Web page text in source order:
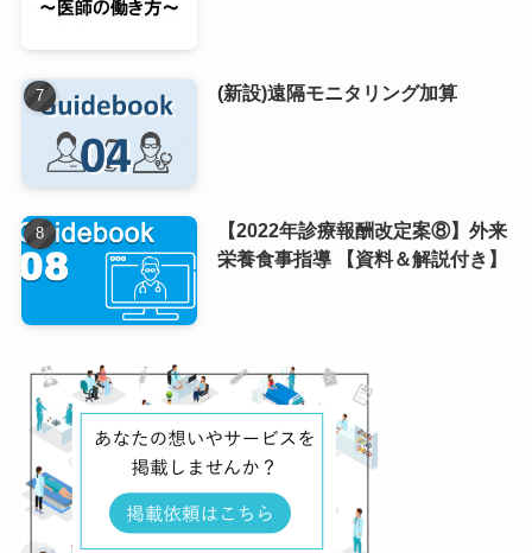
(新設)遠隔モニタリング加算
【2022年診療報酬改定案⑧】外来
栄養食事指導 【資料＆解説付き】